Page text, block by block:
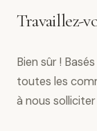
Travaillez-
Bien sûr !
toutes les
à nous